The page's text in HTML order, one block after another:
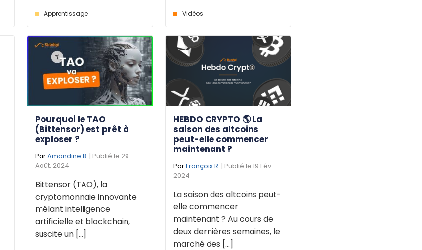
Apprentissage Vidéos
Pourquoi le TAO
(Bittensor) est prêt à
exploser ?
ParAmandine B. | Publié le 29
Août. 2024
Bittensor (TAO), la
cryptomonnaie innovante
mêlant intelligence
artificielle et blockchain,
suscite un [...]
HEBDO CRYPTO 🌎 La
saison des altcoins
peut-elle commencer
maintenant ?
ParFrançois R. | Publié le 19 Fév.
2024
La saison des altcoins peut-
elle commencer
maintenant ? Au cours de
deux dernières semaines, le
marché des [...]